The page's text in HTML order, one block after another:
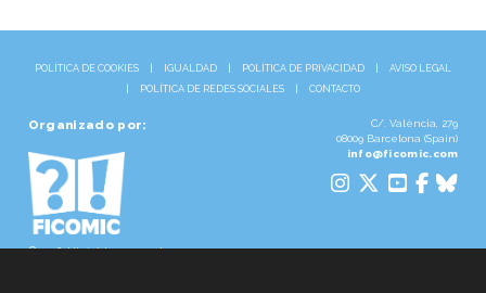
POLÍTICA DE COOKIES IGUALDAD POLÍTICA DE PRIVACIDAD
AVISO LEGAL
POLÍTICA DE REDES SOCIALES CONTACTO
Organizado por:
© 2026 All rights reserved
C/. València, 279
08009 Barcelona (Spain)
info@ficomic.com